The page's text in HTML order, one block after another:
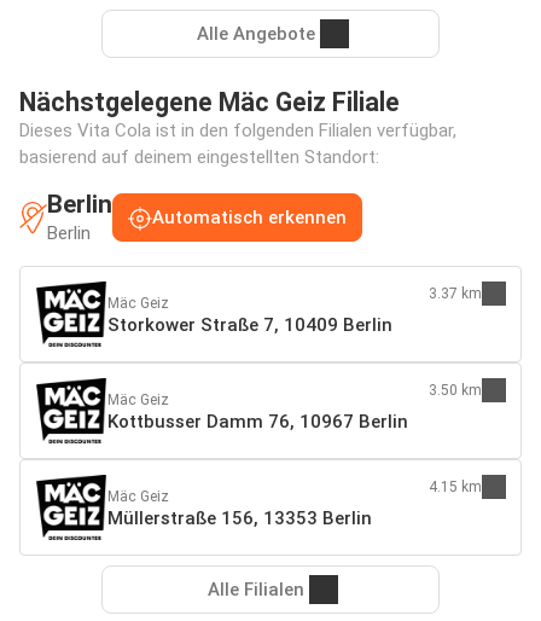
Alle Angebote
Nächstgelegene Mäc Geiz Filiale
Dieses Vita Cola ist in den folgenden Filialen verfügbar,
basierend auf deinem eingestellten Standort:
Berlin
Berlin
Automatisch erkennen
Mäc Geiz
Storkower Straße 7, 10409 Berlin
3.37 km
Mäc Geiz
Kottbusser Damm 76, 10967 Berlin
3.50 km
Mäc Geiz
Müllerstraße 156, 13353 Berlin
4.15 km
Alle Filialen